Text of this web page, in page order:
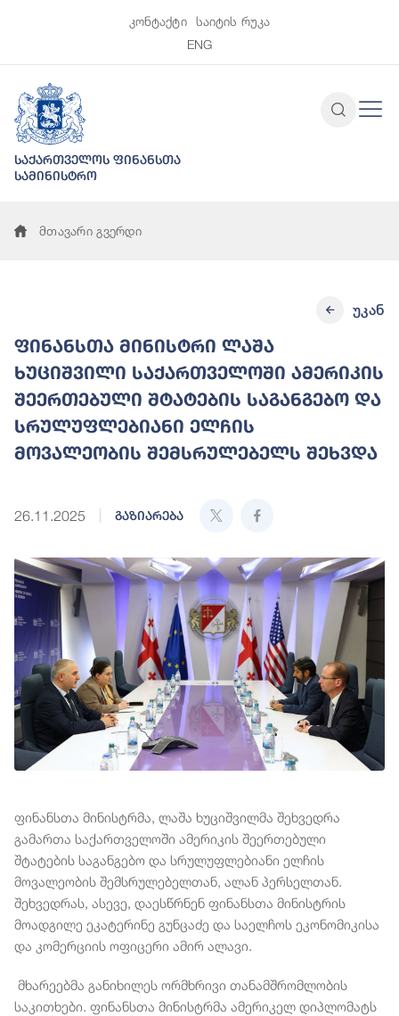
კონტაქტი
საიტის რუკა
ENG
საქართველოს ფინანსთა
სამინისტრო
მთავარი გვერდი
ფინანსთა მინისტრი ლაშა
ხუციშვილი საქართველოში ამერიკის
შეერთებული შტატების საგანგებო და
სრულუფლებიანი ელჩის
მოვალეობის შემსრულებელს შეხვდა
26.11.2025 გაზიარება
უკან
ფინანსთა მინისტრმა, ლაშა ხუციშვილმა შეხვედრა
გამართა საქართველოში ამერიკის შეერთებული
შტატების საგანგებო და სრულუფლებიანი ელჩის
მოვალეობის შემსრულებელთან, ალან პერსელთან.
შეხვედრას, ასევე, დაესწრნენ ფინანსთა მინისტრის
მოადგილე ეკატერინე გუნცაძე და საელჩოს ეკონომიკისა
და კომერციის ოფიცერი ამირ ალავი.
მხარეებმა განიხილეს ორმხრივი თანამშრომლობის
საკითხები. ფინანსთა მინისტრმა ამერიკელ დიპლომატს